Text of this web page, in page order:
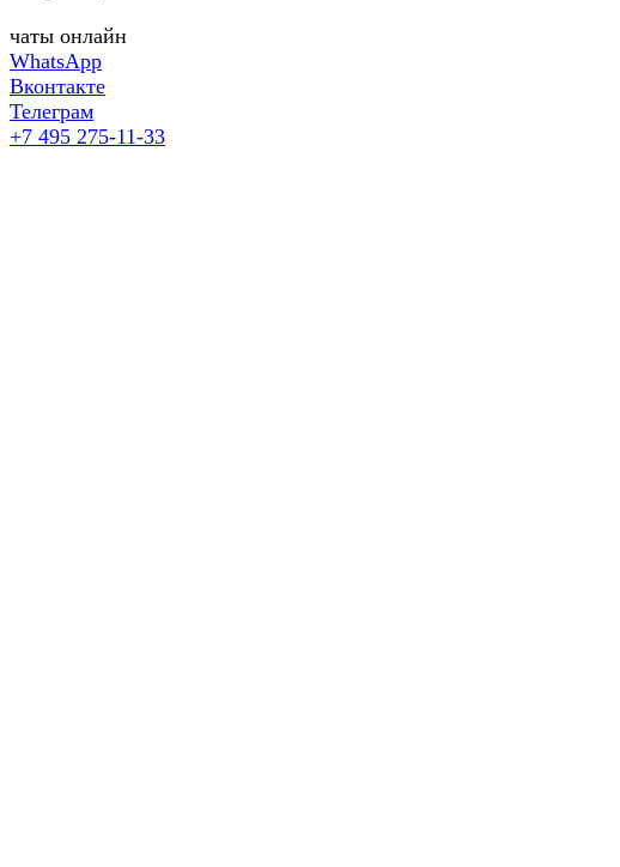
чаты онлайн
WhatsApp
Вконтакте
Телеграм
+7 495 275-11-33